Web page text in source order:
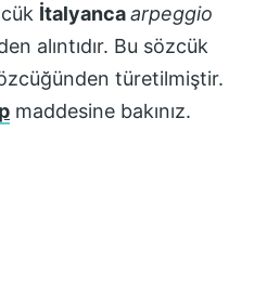
İtalyancaarpeggio
alıntıdır. Bu sözcük
türetilmiştir.
maddesine bakınız.